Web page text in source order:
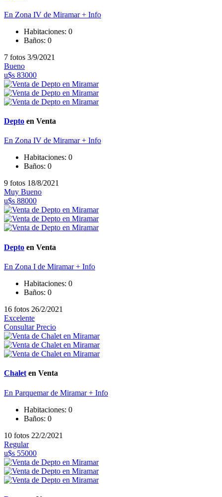
En Zona IV de Miramar+ Info
Habitaciones: 0
Baños: 0
7 fotos 3/9/2021
Bueno
u$s 83000
Depto en Venta
En Zona IV de Miramar+ Info
Habitaciones: 0
Baños: 0
9 fotos 18/8/2021
Muy Bueno
u$s 88000
Depto en Venta
En Zona I de Miramar+ Info
Habitaciones: 0
Baños: 0
16 fotos 26/2/2021
Excelente
Consultar Precio
Chalet en Venta
En Parquemar de Miramar+ Info
Habitaciones: 0
Baños: 0
10 fotos 22/2/2021
Regular
u$s 55000